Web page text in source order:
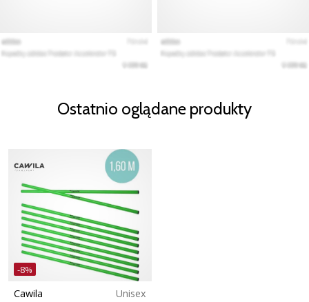
Ostatnio oglądane produkty
-8%
Cawila
Unisex